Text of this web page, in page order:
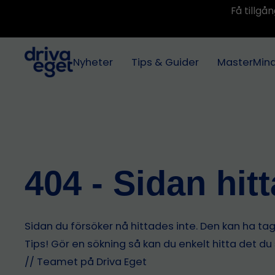
Få
Nyheter Tips & Guider
404 - Sidan
Sidan du försöker nå hittades inte. Den kan ha
Tips! Gör en sökning så kan du enkelt hitta det
// Teamet på Driva Eget